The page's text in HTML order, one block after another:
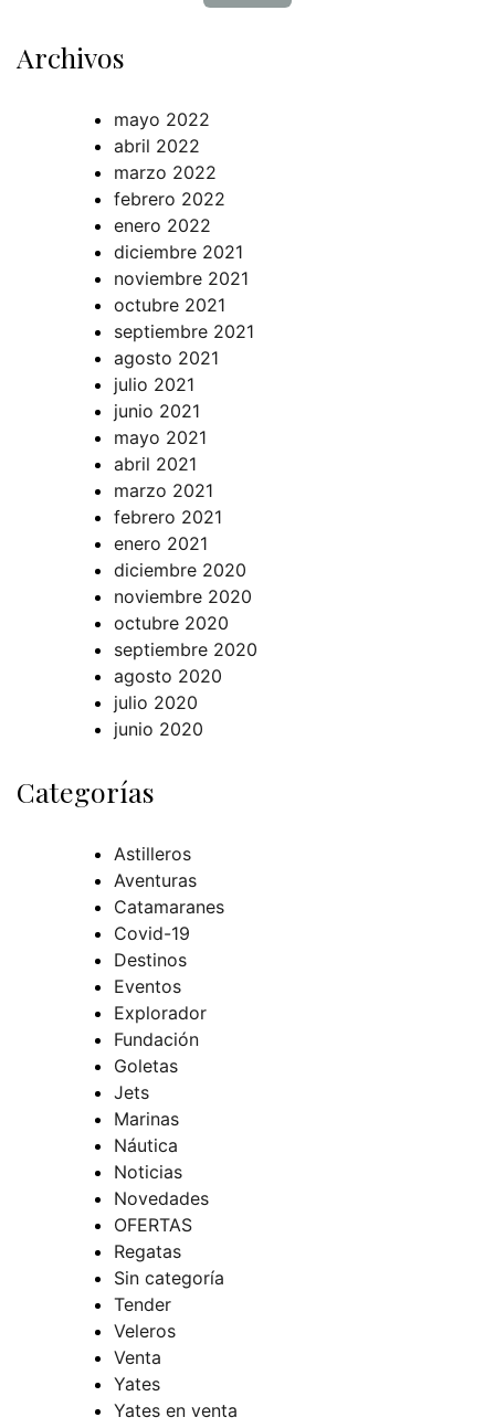
Archivos
mayo 2022
abril 2022
marzo 2022
febrero 2022
enero 2022
diciembre 2021
noviembre 2021
octubre 2021
septiembre 2021
agosto 2021
julio 2021
junio 2021
mayo 2021
abril 2021
marzo 2021
febrero 2021
enero 2021
diciembre 2020
noviembre 2020
octubre 2020
septiembre 2020
agosto 2020
julio 2020
junio 2020
Categorías
Astilleros
Aventuras
Catamaranes
Covid-19
Destinos
Eventos
Explorador
Fundación
Goletas
Jets
Marinas
Náutica
Noticias
Novedades
OFERTAS
Regatas
Sin categoría
Tender
Veleros
Venta
Yates
Yates en venta